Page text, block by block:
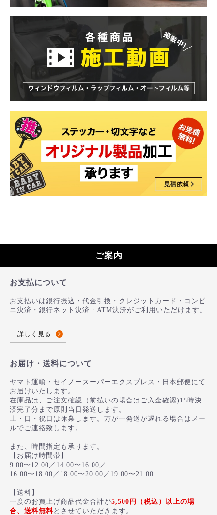
ご案内
お支払について
お支払いは銀行振込・代金引換・クレジットカード・コンビ
ニ決済・銀行ネット決済・ATM決済がご利用いただけます。
詳しく見る
お届け・送料について
ヤマト運輸・セイノースーパーエクスプレス・日本郵便にて
お届けいたします。
在庫品は、ご注文確認（前払いの場合はご入金確認)15時決
済完了分まで原則当日発送します。
土・日・祝日は休業します。万が一発送が遅れる場合はメー
ルでご連絡致します。
また、時間指定も承ります。
【お届け時間帯】
9:00〜12:00／14:00〜16:00／
16:00〜18:00／18:00〜20:00／19:00〜21:00
【送料】
一度のお買上げ商品代金合計が5,500円（税込）以上の場
合、送料無料とさせていただきます。